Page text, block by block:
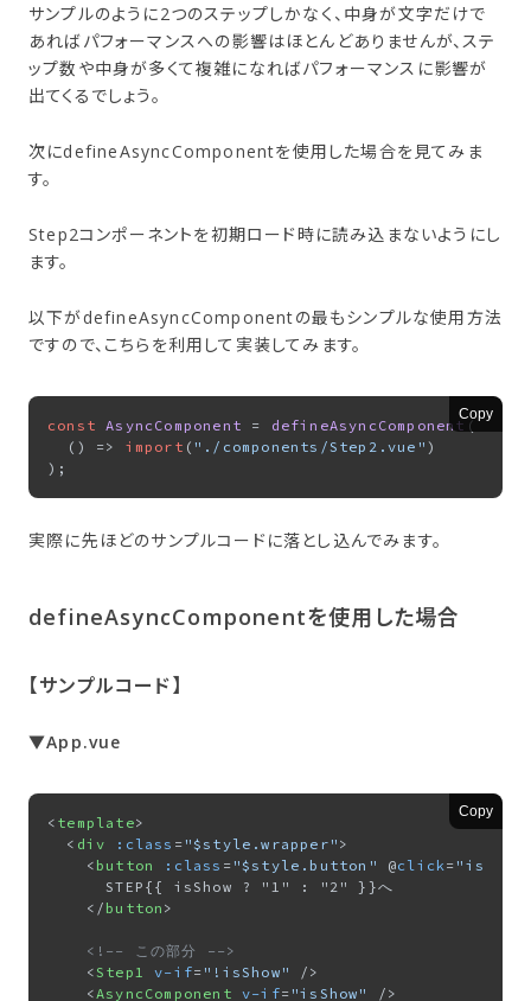
サンプルのように2つのステップしかなく、中身が文字だけで
あればパフォーマンスへの影響はほとんどありませんが、ステ
ップ数や中身が多くて複雑になればパフォーマンスに影響が
出てくるでしょう。
次にdefineAsyncComponentを使用した場合を見てみま
す。
Step2コンポーネントを初期ロード時に読み込まないようにし
ます。
以下がdefineAsyncComponentの最もシンプルな使用方法
ですので、こちらを利用して実装してみます。
Copy
const AsyncComponent = defineAsyncComponent(
() =>
import ( "./components/Step2.vue" )
実際に先ほどのサンプルコードに落とし込んでみます。
defineAsyncComponentを​使用した​場合
【サンプルコード】
▼App.vue
Copy
< template>
< div :class = "$style.wrapper" >
< button :class = "$style.button" @click =
      STEP{{ isShow ? "1" : "2" }}へ
</ button >
<!-- この部分 -->
<Step1 v-if= "!isShow"
/>
< AsyncComponent v-if= "isShow"
/>